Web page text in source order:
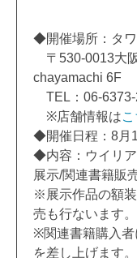
◆開催場所： タ
〒530-0013大
chayamachi 6F
TEL：06-
※店舗情報は
◆開催日程：8月1
◆内容： ウイリ
展示/関連書籍販
※ 展示作品の額
売も行ないます。
※関連書籍購入
を差し上げます。